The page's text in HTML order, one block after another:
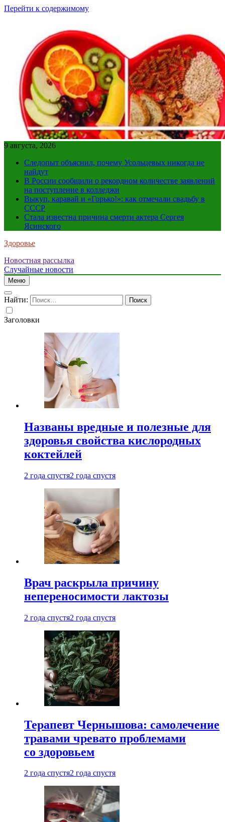
Перейти к содержимому
9 августа, 2026
Следопыт объяснил, почему Усольцевых никогда не
найдут
В России сообщили о рекордном количестве заявлений
на поступление в колледжи
Выкуп, каравай и «Горько!»: как отмечали свадьбу в
СССР
Стала известна причина смерти актера Сергея
Ясинского
Здоровье
Новостная рассылка
Случайные новости
Меню
Найти:
Заголовки
Названы вредные и полезные для
здоровья свойства кислородных
коктейлей
2 года спустя2 года спустя
Врач раскрыла причину
непереносимости лактозы
2 года спустя2 года спустя
Терапевт Чернышова: самолечение
травами чревато проблемами
со здоровьем
2 года спустя2 года спустя